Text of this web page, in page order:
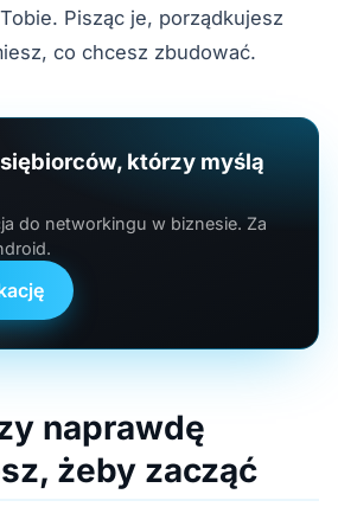
Pisząc je, porządkujesz
co chcesz zbudować.
którzy myślą
do networkingu w biznesie. Za
naprawdę
żeby zacząć